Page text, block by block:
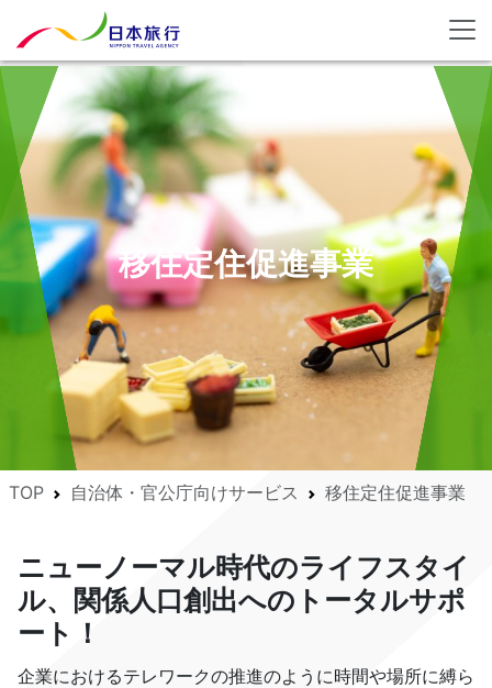
移住定住促進事業
TOP 自治体・官公庁向けサービス 移住定住促進事業
ニューノーマル時代のライフスタイ
ル、関係人口創出へのトータルサポ
ート！
企業におけるテレワークの推進のように時間や場所に縛ら